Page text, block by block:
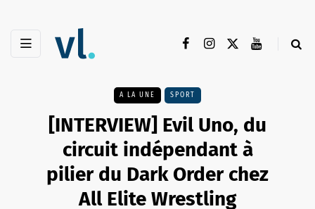
A LA UNE SPORT
[INTERVIEW] Evil Uno, du
circuit indépendant à
pilier du Dark Order chez
All Elite Wrestling